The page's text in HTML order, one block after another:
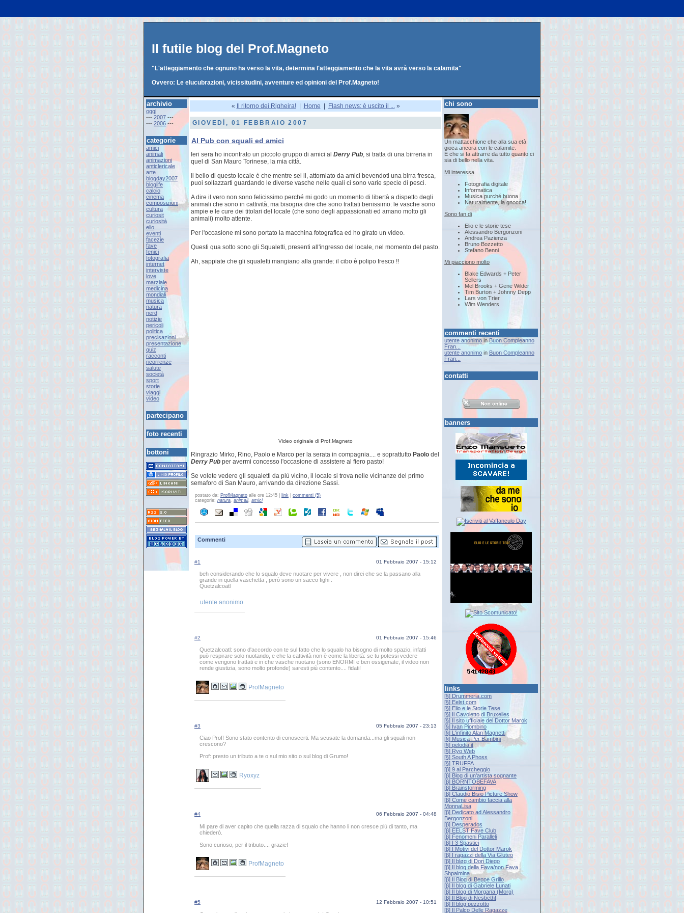
Il futile blog del Prof.Magneto
"L'atteggiamento che ognuno ha verso la vita, determina l'atteggiamento che la vita avrà verso la calamita"
Ovvero: Le elucubrazioni, vicissitudini, avventure ed opinioni del Prof.Magneto!
archivio
oggi
--- 2007 ---
--- 2006 ---
categorie
amici
animali
animazioni
anticlericale
arte
blogday2007
bloglife
calcio
cinema
composizioni
cultura
curiosit
curiosità
elio
eventi
facezie
fave
fenici
fotografia
internet
interviste
love
marziale
medicina
mondiali
musica
natura
nerd
notizie
pericoli
politica
precisazioni
presentazione
quiz
racconti
ricorrenze
salute
società
sport
storie
viaggi
video
partecipano
foto recenti
bottoni
chi sono
Un mattacchione che alla sua età
gioca ancora con le calamite.
E che si fa attrarre da tutto quanto ci
sia di bello nella vita.
Mi interessa
Fotografia digitale
Informatica
Musica purché buona
Naturalmente, la gnocca!
Sono fan di
Elio e le storie tese
Alessandro Bergonzoni
Andrea Pazienza
Bruno Bozzetto
Stefano Benni
Mi piacciono molto
Blake Edwards + Peter
Sellers
Mel Brooks + Gene Wilder
Tim Burton + Johnny Depp
Lars von Trier
Wim Wenders
commenti recenti
utente anonimo in Buon Compleanno
Fran...
utente anonimo in Buon Compleanno
Fran...
contatti
banners
links
[§] Drummeria.com
[§] Eelst.com
[§] Elio e le Storie Tese
[§] Il Cavoletto di Bruxelles
[§] Il sito ufficiale del Dottor Marok
[§] Ivan Piombino
[§] L'infinito Alan Magnetti
[§] Musica Per Bambini
[§] pelodia.it
[§] Ryo Web
[§] South A Phoss
[§] TRUFFA
[β] 9 al Parcheggio
[β] Blog di un'artista sognante
[β] BORNTOBEFAVA
[β] Brainstorming
[β] Claudio Bisio Picture Show
[β] Come cambio faccia alla
MonnaLisa
[β] Dedicato ad Alessandro
Bergonzoni
[β] Desperados
[β] EELST Fave Club
[β] Fenomeni Paralleli
[β] I 3 Spastici
[β] I Motivi del Dottor Marok
[β] I ragazzi della Via Gluteo
[β] Il bløg di Don Diego
[β] Il blog della Fava/non Fava
Shpalmina
[β] Il Blog di Beppe Grillo
[β] Il blog di Gabriele Lunati
[β] Il blog di Morgana (Morg)
[β] Il Blog di Nesbeth!
[β] Il blog pezzotto
[β] Il Palco Delle Ragazze
« Il ritorno dei Righeira!| Home | Flash news: è uscito il ... »
GIOVEDÌ, 01 FEBBRAIO 2007
Al Pub con squali ed amici
Ieri sera ho incontrato un piccolo gruppo di amici al Derry Pub , si tratta di una birreria in
quel di San Mauro Torinese, la mia città.
Il bello di questo locale è che mentre sei li, attorniato da amici bevendoti una birra fresca,
puoi sollazzarti guardando le diverse vasche nelle quali ci sono varie specie di pesci.
A dire il vero non sono felicissimo perché mi godo un momento di libertà a dispetto degli
animali che sono in cattività, ma bisogna dire che sono trattati benissimo: le vasche sono
ampie e le cure dei titolari del locale (che sono degli appassionati ed amano molto gli
animali) molto attente.
Per l'occasione mi sono portato la macchina fotografica ed ho girato un video.
Questi qua sotto sono gli Squaletti, presenti all'ingresso del locale, nel momento del pasto.
Ah, sappiate che gli squaletti mangiano alla grande: il cibo è polipo fresco !!
Video originale di Prof.Magneto
Ringrazio Mirko, Rino, Paolo e Marco per la serata in compagnia.... e soprattutto Paolo del
Derry Pub per avermi concesso l'occasione di assistere al fiero pasto!
Se volete vedere gli squaletti da più vicino, il locale si trova nelle vicinanze del primo
semaforo di San Mauro, arrivando da direzione Sassi.
postato da: ProfMagneto alle ore 12:45 | link
commenti (5)
categorie: natura animali amici
Commenti
#1 01 Febbraio 2007 - 15:12
beh considerando che lo squalo deve nuotare per vivere , non direi che se la passano alla
grande in quella vaschetta , però sono un sacco fighi .
Quetzalcoatl
utente anonimo
#2 01 Febbraio 2007 - 15:46
Quetzalcoatl: sono d'accordo con te sul fatto che lo squalo ha bisogno di molto spazio, infatti
può respirare solo nuotando, e che la cattività non è come la libertà: se tu potessi vedere
come vengono trattati e in che vasche nuotano (sono ENORMI e ben ossigenate, il video non
rende giustizia, sono molto profonde) saresti più contento.... fidati!
ProfMagneto
#3 05 Febbraio 2007 - 23:13
Ciao Prof! Sono stato contento di conoscerti. Ma scusate la domanda...ma gli squali non
crescono?
Prof: presto un tributo a te o sul mio sito o sul blog di Grumo!
Ryoxyz
#4 06 Febbraio 2007 - 04:48
Mi pare di aver capito che quella razza di squalo che hanno li non cresce più di tanto, ma
chiederò.
Sono curioso, per il tributo.... grazie!
ProfMagneto
#5 12 Febbraio 2007 - 10:51